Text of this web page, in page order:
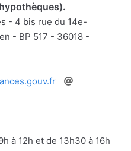
- 4 bis rue du 14e-
- BP 517 - 36018 -
à 12h et de 13h30 à 16h